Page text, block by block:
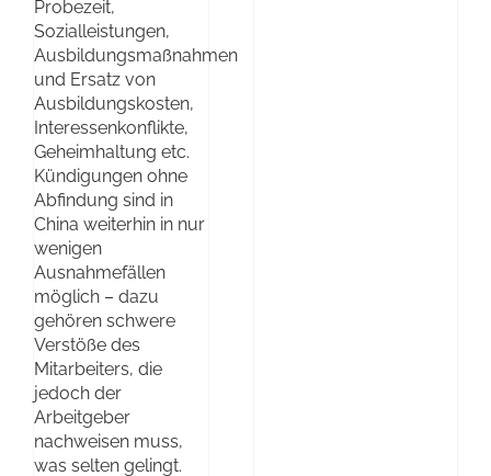
Probezeit,
Sozialleistungen,
Ausbildungsmaßnahmen
und Ersatz von
Ausbildungskosten,
Interessenkonflikte,
Geheimhaltung etc.
Kündigungen ohne
Abfindung sind in
China weiterhin in nur
wenigen
Ausnahmefällen
möglich – dazu
gehören schwere
Verstöße des
Mitarbeiters, die
jedoch der
Arbeitgeber
nachweisen muss,
was selten gelingt.